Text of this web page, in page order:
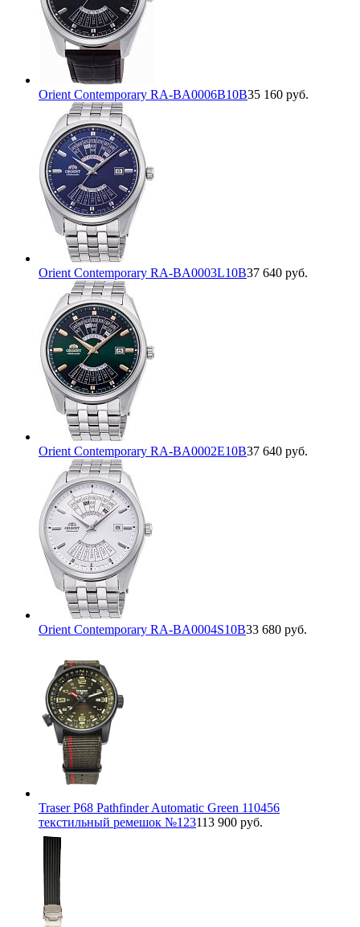
Orient Contemporary RA-BA0006B10B35 160 руб.
Orient Contemporary RA-BA0003L10B37 640 руб.
Orient Contemporary RA-BA0002E10B37 640 руб.
Orient Contemporary RA-BA0004S10B33 680 руб.
Traser P68 Pathfinder Automatic Green 110456
текстильный ремешок №123113 900 руб.